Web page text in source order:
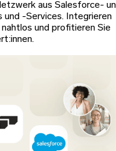
aus Salesforce-
-Services. Integrieren
und profitieren Sie